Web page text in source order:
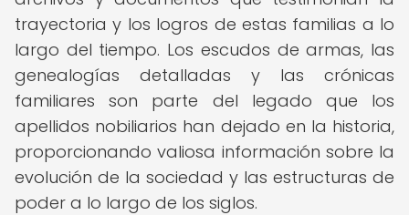
trayectoria y los logros de estas familias a lo
largo del tiempo. Los escudos de armas, las
genealogías detalladas y las crónicas
familiares son parte del legado que los
apellidos nobiliarios han dejado en la historia,
proporcionando valiosa información sobre la
evolución de la sociedad y las estructuras de
poder a lo largo de los siglos.